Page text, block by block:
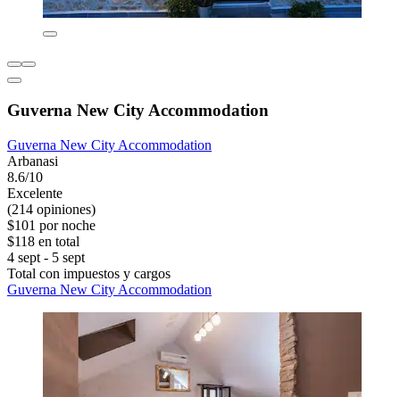
Guverna New City Accommodation
Guverna New City Accommodation
Arbanasi
8.6/10
Excelente
(214 opiniones)
$101 por noche
$118 en total
4 sept - 5 sept
Total con impuestos y cargos
Guverna New City Accommodation